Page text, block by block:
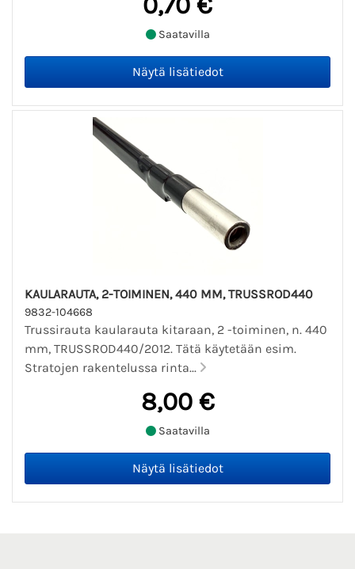
Saatavilla
KAULARAUTA, 2-TOIMINEN, 440 MM, TRUSSROD440
9832-104668
Trussirauta kaularauta kitaraan, 2 -toiminen, n. 440
mm, TRUSSROD440/2012. Tätä käytetään esim.
Stratojen rakentelussa rinta...
8,00 €
Saatavilla